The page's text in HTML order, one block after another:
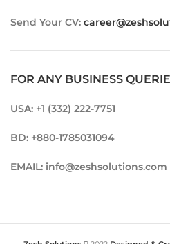
Send Your CV:
FOR ANY BUSINESS
USA: +1 (332) 222-7751
BD: +880-1785031094
EMAIL: info@zeshsolutions.com